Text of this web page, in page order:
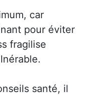
car
pour éviter
fragilise
santé, il